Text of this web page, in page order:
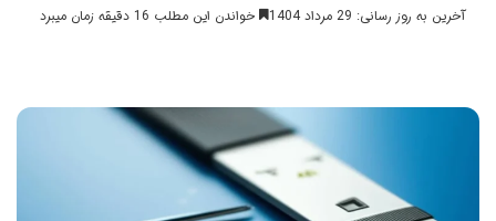
آخرین به روز رسانی: 29 مرداد 1404 خواندن این مطلب 16 دقیقه زمان میبرد